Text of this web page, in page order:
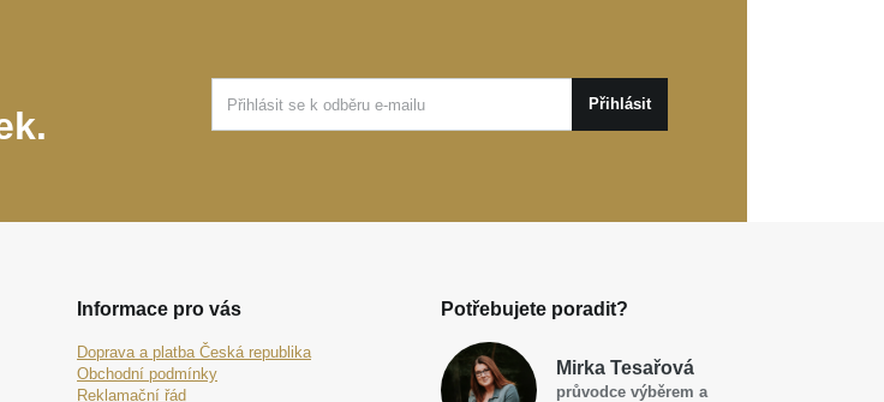
Přihlásit
Informace pro vás
Doprava a platba Česká republika
Obchodní podmínky
Reklamační řád
Potřebujete poradit?
Mirka Tesařová
průvodce výběrem a